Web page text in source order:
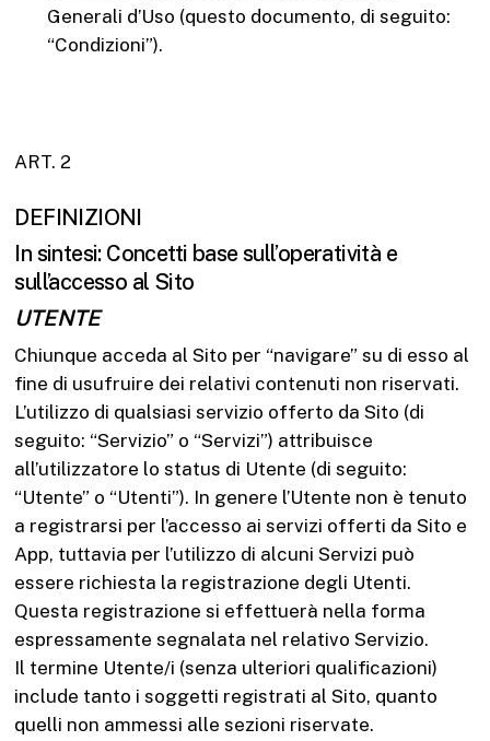
Generali d’Uso (questo documento, di seguito:
“Condizioni”).
ART. 2
DEFINIZIONI
In sintesi: Concetti base sull’operatività e
sull’accesso al Sito
UTENTE
Chiunque acceda al Sito per “navigare” su di esso al
fine di usufruire dei relativi contenuti non riservati.
L’utilizzo di qualsiasi servizio offerto da Sito (di
seguito: “Servizio” o “Servizi”) attribuisce
all’utilizzatore lo status di Utente (di seguito:
“Utente” o “Utenti”). In genere l’Utente non è tenuto
a registrarsi per l’accesso ai servizi offerti da Sito e
App, tuttavia per l’utilizzo di alcuni Servizi può
essere richiesta la registrazione degli Utenti.
Questa registrazione si effettuerà nella forma
espressamente segnalata nel relativo Servizio.
Il termine Utente/i (senza ulteriori qualificazioni)
include tanto i soggetti registrati al Sito, quanto
quelli non ammessi alle sezioni riservate.